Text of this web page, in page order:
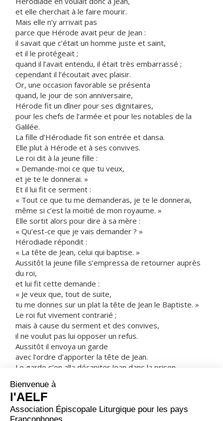
et elle cherchait à le faire mourir.
Mais elle n’y arrivait pas
parce que Hérode avait peur de Jean :
il savait que c’était un homme juste et saint,
et il le protégeait ;
quand il l’avait entendu, il était très embarrassé ;
cependant il l’écoutait avec plaisir.
Or, une occasion favorable se présenta
quand, le jour de son anniversaire,
Hérode fit un dîner pour ses dignitaires,
pour les chefs de l’armée et pour les notables de la
Galilée.
La fille d’Hérodiade fit son entrée et dansa.
Elle plut à Hérode et à ses convives.
Le roi dit à la jeune fille :
« Demande-moi ce que tu veux,
et je te le donnerai. »
Et il lui fit ce serment :
« Tout ce que tu me demanderas, je te le donnerai,
même si c’est la moitié de mon royaume. »
Elle sortit alors pour dire à sa mère :
« Qu’est-ce que je vais demander ? »
Hérodiade répondit :
« La tête de Jean, celui qui baptise. »
Aussitôt la jeune fille s’empressa de retourner auprès
du roi,
et lui fit cette demande :
« Je veux que, tout de suite,
tu me donnes sur un plat la tête de Jean le Baptiste. »
Le roi fut vivement contrarié ;
mais à cause du serment et des convives,
il ne voulut pas lui opposer un refus.
Aussitôt il envoya un garde
avec l’ordre d’apporter la tête de Jean.
Le garde s’en alla décapiter Jean dans la prison.
la donna à la jeune fille,
et la jeune fille la donna à sa mère.
Ayant appris cela,